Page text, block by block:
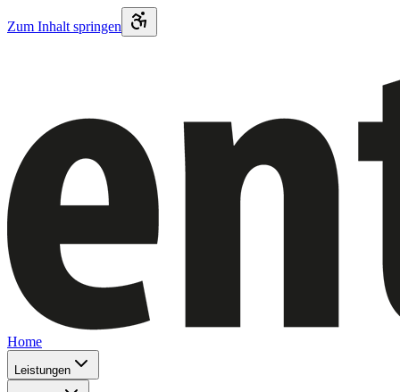
Zum Inhalt springen
Home
Leistungen